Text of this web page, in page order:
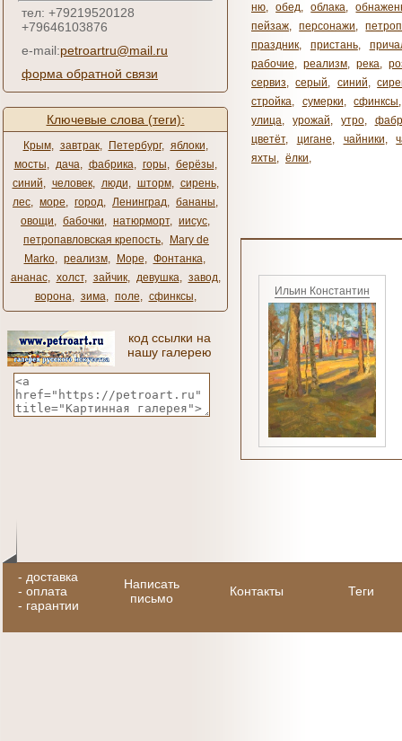
тел: +79219520128
+79646103876
e-mail:petroartru@mail.ru
форма обратной связи
Ключевые слова (теги):
Крым, завтрак, Петербург, яблоки,
мосты, дача, фабрика, горы, берёзы,
синий, человек, люди, шторм, сирень,
лес, море, город, Ленинград, бананы,
овощи, бабочки, натюрморт, иисус,
петропавловская крепость,
Mary de
Marko, реализм, Море, Фонтанка,
ананас, холст, зайчик, девушка, завод,
ворона, зима, поле, сфинксы,
код ссылки на
нашу галерею
ню, обед, облака,
пейзаж, персонажи,
праздник, пристань,
рабочие, реализм, река,
сервиз, серый, синий,
стройка, сумерки, сфинксы
улица, урожай, утро,
цветёт, цигане, чайники,
яхты, ёлки,
Ильин Константин
- доставка
- оплата
- гарантии
Написать
письмо
Контакты Теги